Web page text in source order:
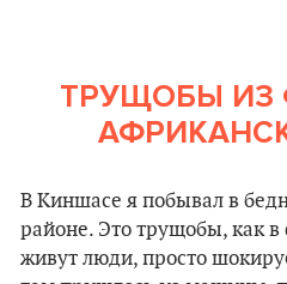
ТРУЩОБЫ ИЗ
В Киншасе я побывал в
районе. Это трущобы, как
живут люди, просто